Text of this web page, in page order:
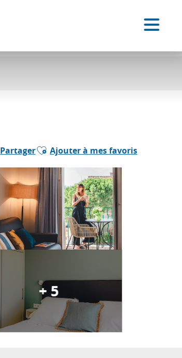
PartagerAjouter aux favoris
Ajouter à mes favoris
+ 5